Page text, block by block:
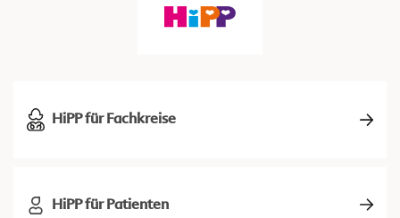
HiPP für Fachkreise
HiPP für Patienten